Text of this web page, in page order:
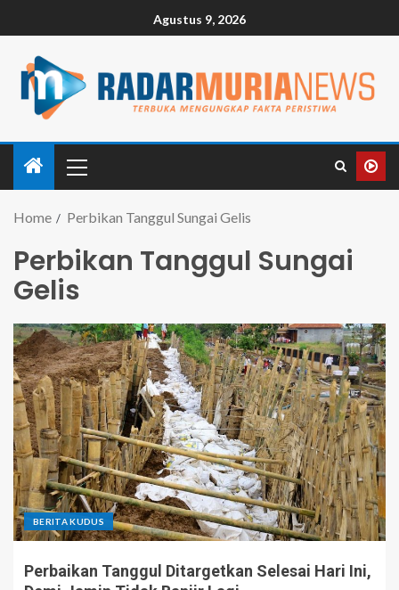
Agustus 9, 2026
Home Perbikan Tanggul Sungai Gelis
Perbikan Tanggul Sungai
Gelis
BERITA KUDUS
Perbaikan Tanggul Ditargetkan Selesai Hari Ini,